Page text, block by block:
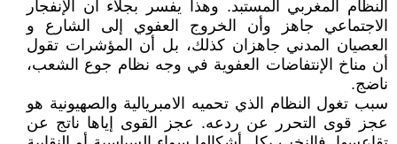
النظام المغربي المستبد. وهذا يفسر بجلاء أن الإنفجار
الاجتماعي جاهز وأن الخروج العفوي إلى الشارع و
العصيان المدني جاهزان كذلك، بل أن المؤشرات تقول
أن مناخ الإنتفاضات العفوية في وجه نظام جوع الشعب،
ناضج.
سبب تغول النظام الذي تحميه الامبريالية والصهيونية هو
عجز قوى التحرر عن ردعه. عجز القوى إياها ناتج عن